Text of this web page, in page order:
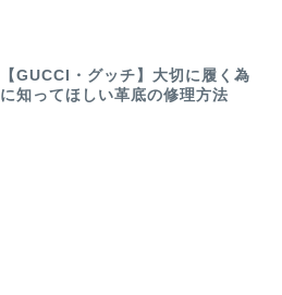
【GUCCI・グッチ】大切に履く為
に知ってほしい革底の修理方法